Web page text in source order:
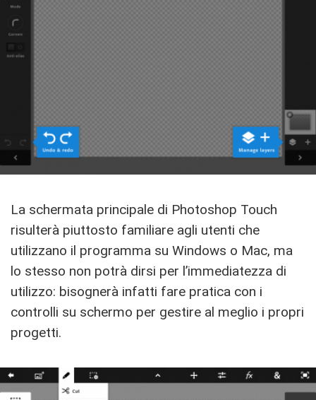
La schermata principale di Photoshop Touch
risulterà piuttosto familiare agli utenti che
utilizzano il programma su Windows o Mac, ma
lo stesso non potrà dirsi per l’immediatezza di
utilizzo: bisognerà infatti fare pratica con i
controlli su schermo per gestire al meglio i propri
progetti.